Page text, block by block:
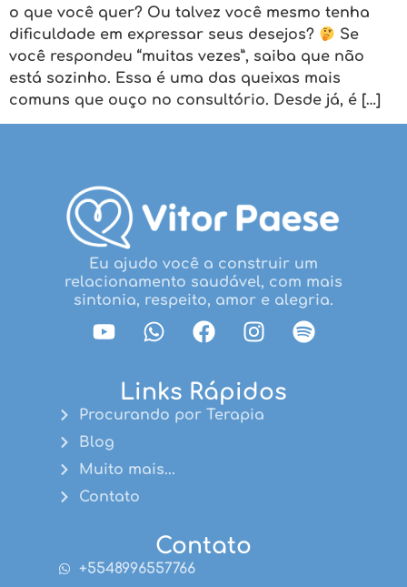
o que você quer? Ou talvez você mesmo tenha
dificuldade em expressar seus desejos?
Se
você respondeu “muitas vezes”, saiba que não
está sozinho. Essa é uma das queixas mais
comuns que ouço no consultório. Desde já, é […]
Eu ajudo você a construir um
relacionamento saudável, com mais
sintonia, respeito, amor e alegria.
Links Rápidos
Procurando por Terapia
Blog
Muito mais...
Contato
Contato
+5548996557766